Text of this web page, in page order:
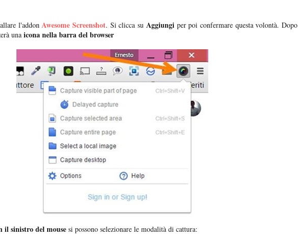
l'addon Awesome Screenshot. Si clicca su Aggiungiper poi confermare questa volontà. Dopo
una icona nella barra del browser
il sinistro del mouse si possono selezionare le modalità di cattura: